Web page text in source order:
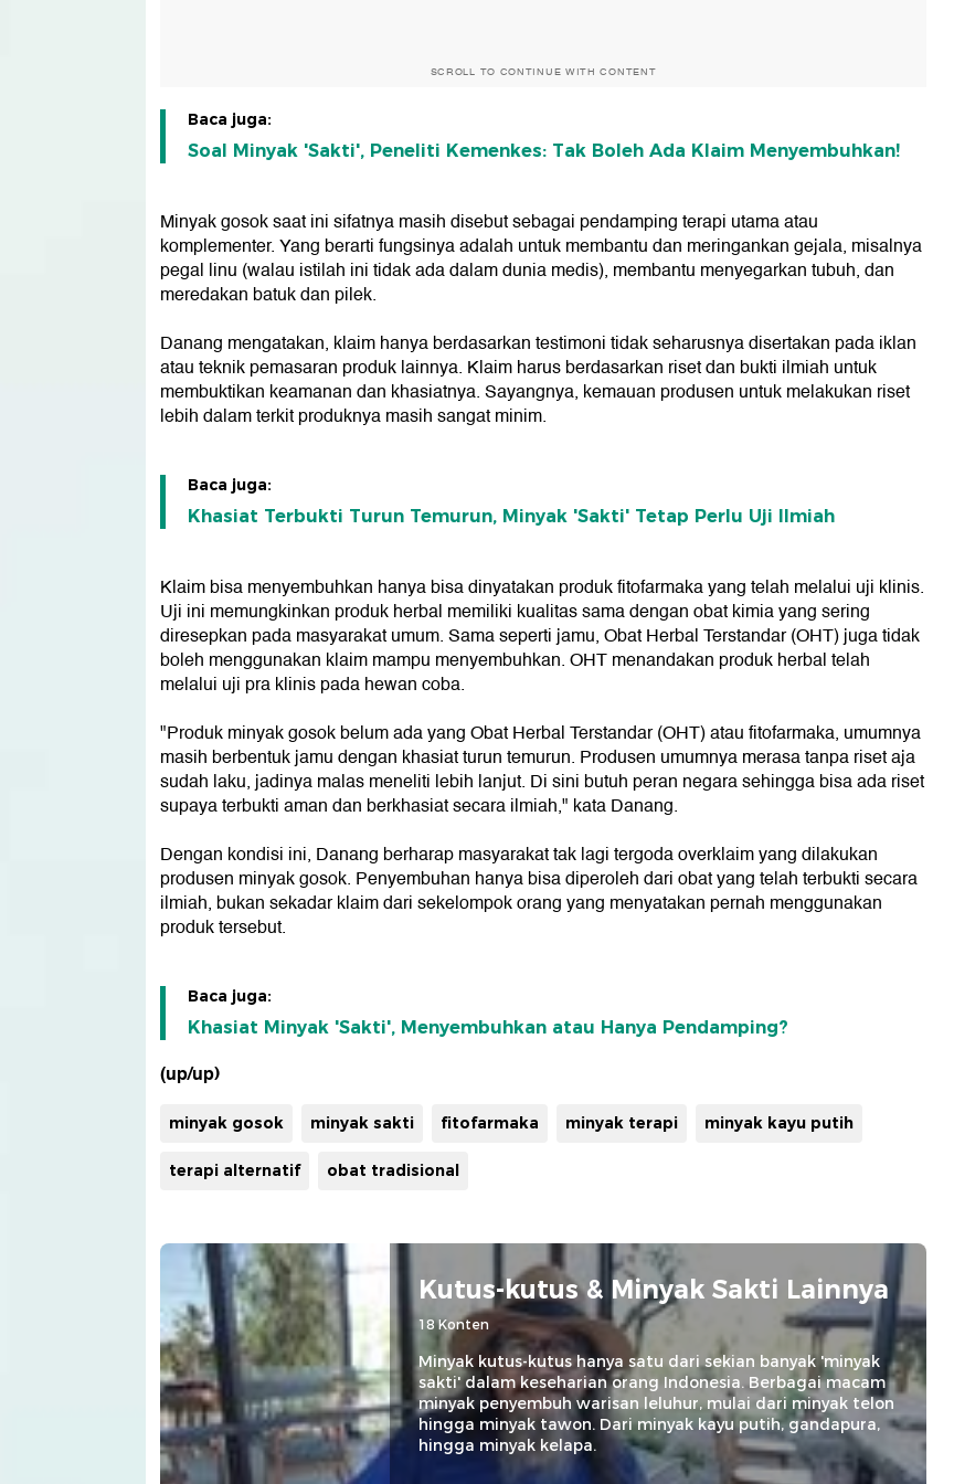
SCROLL TO CONTINUE WITH CONTENT
Baca juga:
Soal Minyak 'Sakti', Peneliti Kemenkes: Tak Boleh Ada Klaim Menyembuhkan!
Minyak gosok saat ini sifatnya masih disebut sebagai pendamping terapi utama atau
komplementer. Yang berarti fungsinya adalah untuk membantu dan meringankan gejala, misalnya
pegal linu (walau istilah ini tidak ada dalam dunia medis), membantu menyegarkan tubuh, dan
meredakan batuk dan pilek.
Danang mengatakan, klaim hanya berdasarkan testimoni tidak seharusnya disertakan pada iklan
atau teknik pemasaran produk lainnya. Klaim harus berdasarkan riset dan bukti ilmiah untuk
membuktikan keamanan dan khasiatnya. Sayangnya, kemauan produsen untuk melakukan riset
lebih dalam terkit produknya masih sangat minim.
Baca juga:
Khasiat Terbukti Turun Temurun, Minyak 'Sakti' Tetap Perlu Uji Ilmiah
Klaim bisa menyembuhkan hanya bisa dinyatakan produk fitofarmaka yang telah melalui uji klinis.
Uji ini memungkinkan produk herbal memiliki kualitas sama dengan obat kimia yang sering
diresepkan pada masyarakat umum. Sama seperti jamu, Obat Herbal Terstandar (OHT) juga tidak
boleh menggunakan klaim mampu menyembuhkan. OHT menandakan produk herbal telah
melalui uji pra klinis pada hewan coba.
"Produk minyak gosok belum ada yang Obat Herbal Terstandar (OHT) atau fitofarmaka, umumnya
masih berbentuk jamu dengan khasiat turun temurun. Produsen umumnya merasa tanpa riset aja
sudah laku, jadinya malas meneliti lebih lanjut. Di sini butuh peran negara sehingga bisa ada riset
supaya terbukti aman dan berkhasiat secara ilmiah," kata Danang.
Dengan kondisi ini, Danang berharap masyarakat tak lagi tergoda overklaim yang dilakukan
produsen minyak gosok. Penyembuhan hanya bisa diperoleh dari obat yang telah terbukti secara
ilmiah, bukan sekadar klaim dari sekelompok orang yang menyatakan pernah menggunakan
produk tersebut.
Baca juga:
Khasiat Minyak 'Sakti', Menyembuhkan atau Hanya Pendamping?
(up/up)
minyak gosok minyak sakti fitofarmaka minyak terapi minyak kayu putih
terapi alternatif obat tradisional
Kutus-kutus & Minyak Sakti Lainnya
18 Konten
Minyak kutus-kutus hanya satu dari sekian banyak 'minyak
sakti' dalam keseharian orang Indonesia. Berbagai macam
minyak penyembuh warisan leluhur, mulai dari minyak telon
hingga minyak tawon. Dari minyak kayu putih, gandapura,
hingga minyak kelapa.